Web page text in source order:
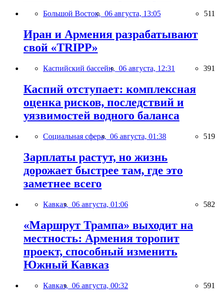
Большой Восток, 06 августа, 13:05 511
Иран и Армения разрабатывают
свой «TRIPP»
Каспийский бассейн, 06 августа, 12:31 391
Каспий отступает: комплексная
оценка рисков, последствий и
уязвимостей водного баланса
Социальная сфера, 06 августа, 01:38 519
Зарплаты растут, но жизнь
дорожает быстрее там, где это
заметнее всего
Кавказ, 06 августа, 01:06 582
«Маршрут Трампа» выходит на
местность: Армения торопит
проект, способный изменить
Южный Кавказ
Кавказ, 06 августа, 00:32 591